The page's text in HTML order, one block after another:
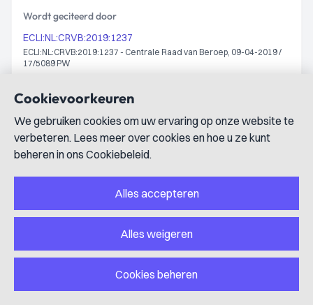
Wordt geciteerd door
ECLI:NL:CRVB:2019:1237
ECLI:NL:CRVB:2019:1237 - Centrale Raad van Beroep, 09-04-2019 /
17/5089 PW
Links
Kopieer de link naar deze uitspraak
Bekijk op Rechtspraak.nl
Download PDF van deze uitspraak
Footer
Lexboost
Cookievoorkeuren
We gebruiken cookies om uw ervaring op onze website te
verbeteren. Lees meer over cookies en hoe u ze kunt
beheren in ons Cookiebeleid.
Alles accepteren
Alles weigeren
Cookies beheren